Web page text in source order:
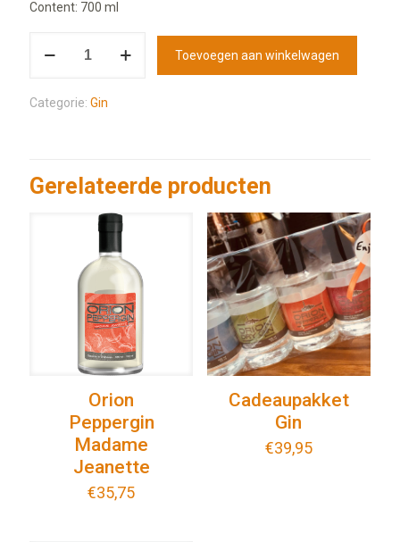
Content: 700 ml
Toevoegen aan winkelwagen
Categorie: Gin
Gerelateerde producten
Orion
Peppergin
Madame
Jeanette
€35,75
Cadeaupakket
Gin
€39,95